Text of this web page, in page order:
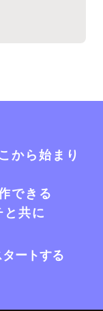
から始まり
できる
共に
ートする